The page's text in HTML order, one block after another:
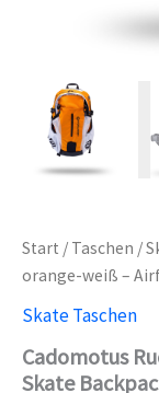
Start / Taschen /
orange-weiß –
Skate Taschen
Cadomotus
Skate